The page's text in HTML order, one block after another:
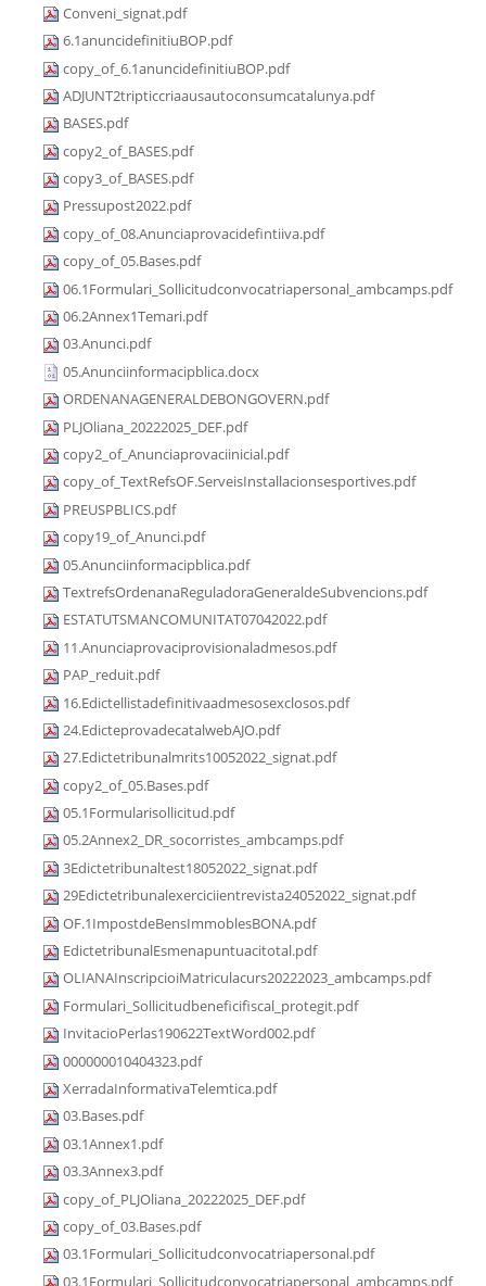
Conveni_signat.pdf
6.1anuncidefinitiuBOP.pdf
copy_of_6.1anuncidefinitiuBOP.pdf
ADJUNT2tripticcriaausautoconsumcatalunya.pdf
BASES.pdf
copy2_of_BASES.pdf
copy3_of_BASES.pdf
Pressupost2022.pdf
copy_of_08.Anunciaprovacidefintiiva.pdf
copy_of_05.Bases.pdf
06.1Formulari_Sollicitudconvocatriapersonal_ambcamps.pdf
06.2Annex1Temari.pdf
03.Anunci.pdf
05.Anunciinformacipblica.docx
ORDENANAGENERALDEBONGOVERN.pdf
PLJOliana_20222025_DEF.pdf
copy2_of_Anunciaprovaciinicial.pdf
copy_of_TextRefsOF.ServeisInstallacionsesportives.pdf
PREUSPBLICS.pdf
copy19_of_Anunci.pdf
05.Anunciinformacipblica.pdf
TextrefsOrdenanaReguladoraGeneraldeSubvencions.pdf
ESTATUTSMANCOMUNITAT07042022.pdf
11.Anunciaprovaciprovisionaladmesos.pdf
PAP_reduit.pdf
16.Edictellistadefinitivaadmesosexclosos.pdf
24.EdicteprovadecatalwebAJO.pdf
27.Edictetribunalmrits10052022_signat.pdf
copy2_of_05.Bases.pdf
05.1Formularisollicitud.pdf
05.2Annex2_DR_socorristes_ambcamps.pdf
3Edictetribunaltest18052022_signat.pdf
29Edictetribunalexerciciientrevista24052022_signat.pdf
OF.1ImpostdeBensImmoblesBONA.pdf
EdictetribunalEsmenapuntuacitotal.pdf
OLIANAInscripcioiMatriculacurs20222023_ambcamps.pdf
Formulari_Sollicitudbeneficifiscal_protegit.pdf
InvitacioPerlas190622TextWord002.pdf
000000010404323.pdf
XerradaInformativaTelemtica.pdf
03.Bases.pdf
03.1Annex1.pdf
03.3Annex3.pdf
copy_of_PLJOliana_20222025_DEF.pdf
copy_of_03.Bases.pdf
03.1Formulari_Sollicitudconvocatriapersonal.pdf
03.1Formulari_Sollicitudconvocatriapersonal_ambcamps.pdf